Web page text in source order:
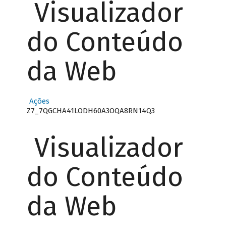
Visualizador
do Conteúdo
da Web
Ações
Z7_7QGCHA41LODH60A3OQA8RN14Q3
Visualizador
do Conteúdo
da Web